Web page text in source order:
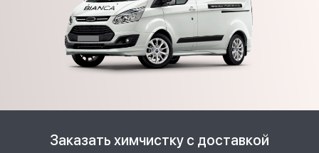
Заказать химчистку с доставкой